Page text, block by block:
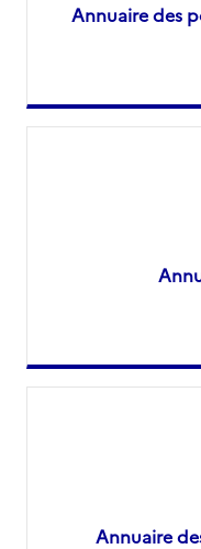
Annuaire des
Annuaire